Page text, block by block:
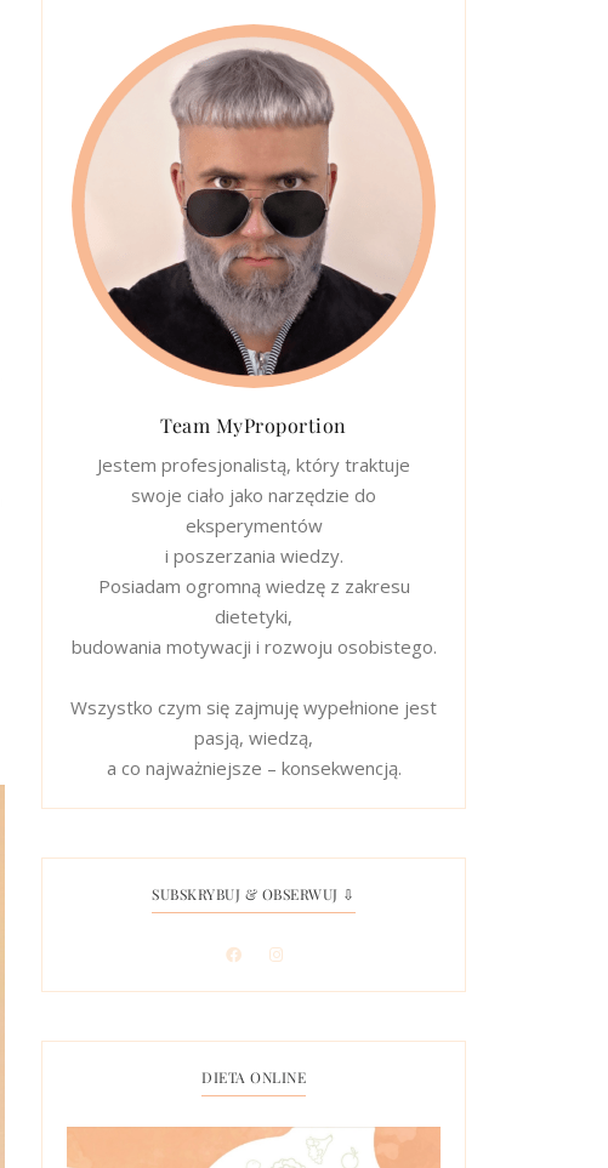
Team MyProportion
Jestem profesjonalistą, który traktuje
swoje ciało jako narzędzie do
eksperymentów
i poszerzania wiedzy.
Posiadam ogromną wiedzę z zakresu
dietetyki,
budowania motywacji i rozwoju osobistego.
Wszystko czym się zajmuję wypełnione jest
pasją, wiedzą,
a co najważniejsze – konsekwencją.
SUBSKRYBUJ & OBSERWUJ ⇩
DIETA ONLINE